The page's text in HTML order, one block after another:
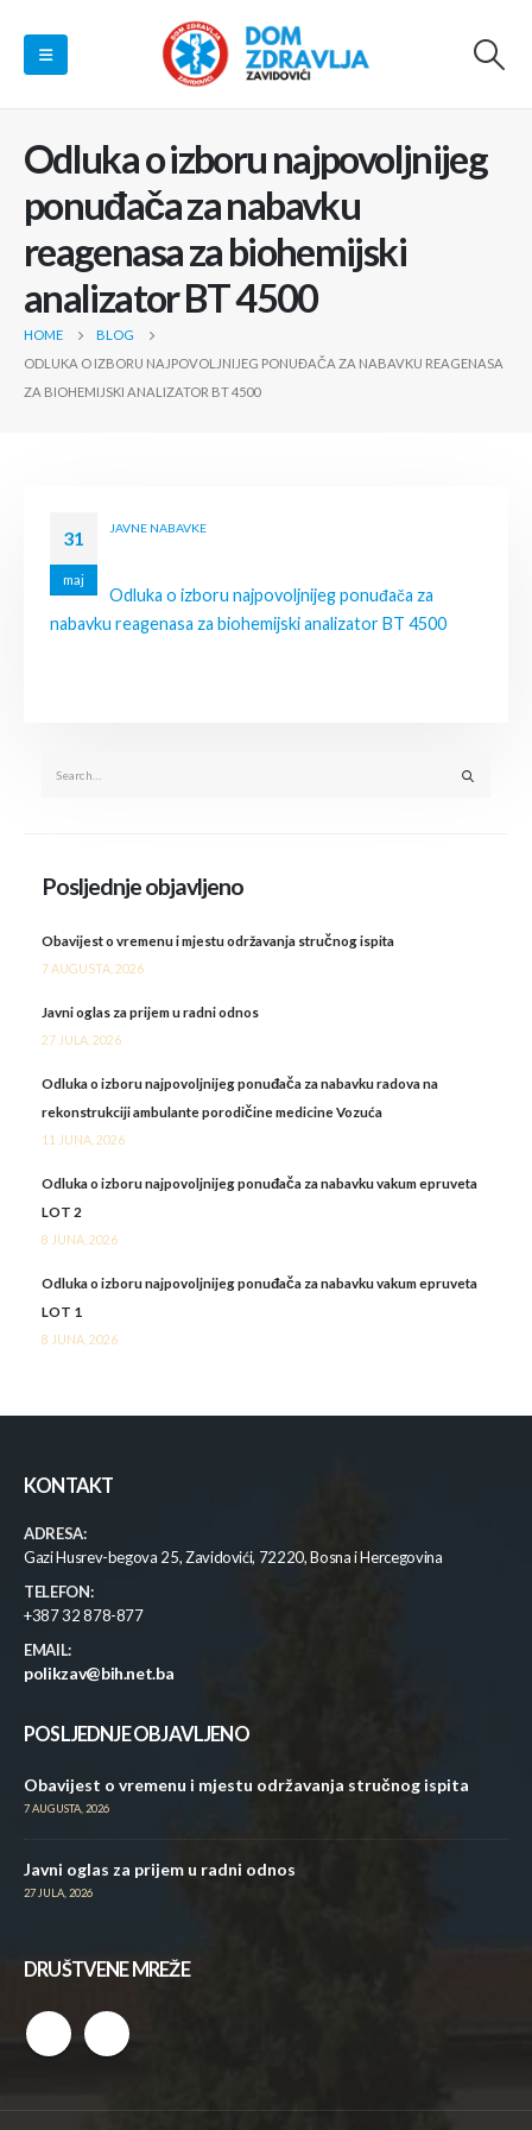
Odluka o izboru najpovoljnijeg
ponuđača za nabavku
reagenasa za biohemijski
analizator BT 4500
HOME
BLOG
ODLUKA O IZBORU NAJPOVOLJNIJEG PONUĐAČA ZA NABAVKU REAGENASA
ZA BIOHEMIJSKI ANALIZATOR BT 4500
31
maj
JAVNE NABAVKE
Odluka o izboru najpovoljnijeg ponuđača za
nabavku reagenasa za biohemijski analizator BT 4500
Posljednje objavljeno
Obavijest o vremenu i mjestu održavanja stručnog ispita
7 AUGUSTA, 2026
Javni oglas za prijem u radni odnos
27 JULA, 2026
Odluka o izboru najpovoljnijeg ponuđača za nabavku radova na
rekonstrukciji ambulante porodičine medicine Vozuća
11 JUNA, 2026
Odluka o izboru najpovoljnijeg ponuđača za nabavku vakum epruveta
LOT 2
8 JUNA, 2026
Odluka o izboru najpovoljnijeg ponuđača za nabavku vakum epruveta
LOT 1
8 JUNA, 2026
KONTAKT
ADRESA:
Gazi Husrev-begova 25, Zavidovići, 72220, Bosna i Hercegovina
TELEFON:
+387 32 878-877
EMAIL:
polikzav@bih.net.ba
POSLJEDNJE OBJAVLJENO
Obavijest o vremenu i mjestu održavanja stručnog ispita
7 AUGUSTA, 2026
Javni oglas za prijem u radni odnos
27 JULA, 2026
DRUŠTVENE MREŽE